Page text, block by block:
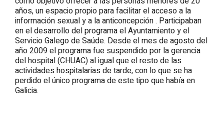
años, un espacio propio para facilitar el acceso a la
información sexual y a la anticoncepción . Participaban
en el desarrollo del programa el Ayuntamiento y el
Servicio Galego de Saúde. Desde el mes de agosto del
año 2009 el programa fue suspendido por la gerencia
del hospital (CHUAC) al igual que el resto de las
actividades hospitalarias de tarde, con lo que se ha
perdido el único programa de este tipo que había en
Galicia.